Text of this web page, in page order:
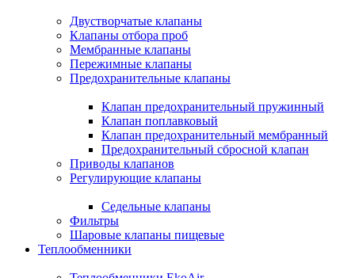
Двустворчатые клапаны
Клапаны отбора проб
Мембранные клапаны
Пережимные клапаны
Предохранительные клапаны
Клапан предохранительный пружинный
Клапан поплавковый
Клапан предохранительный мембранный
Предохранительный сбросной клапан
Приводы клапанов
Регулирующие клапаны
Седельные клапаны
Фильтры
Шаровые клапаны пищевые
Теплообменники